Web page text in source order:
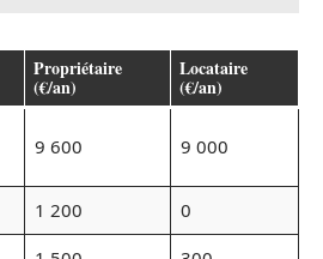
Propriétaire
(€/an)
Locataire
(€/an)
9 600 9 000
1 200
0